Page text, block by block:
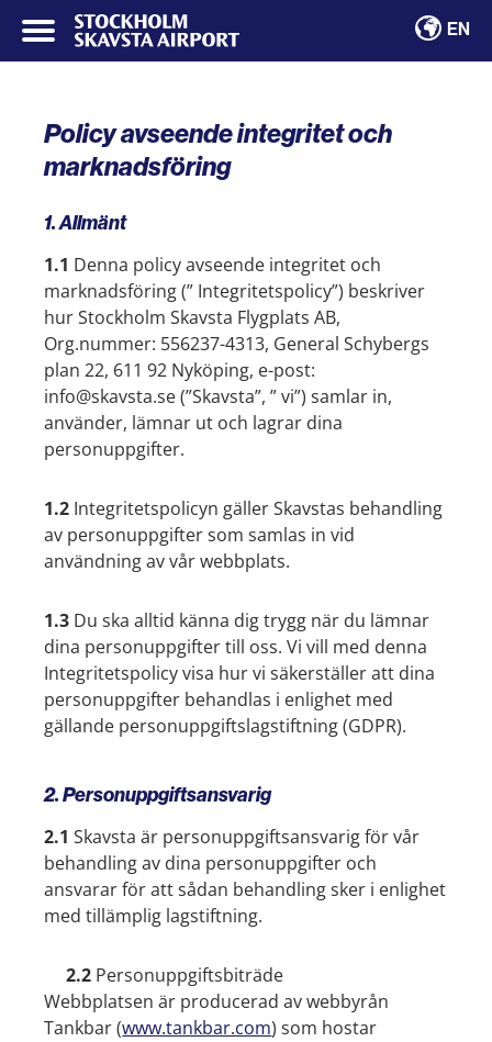
EN
Policy avseende integritet och
marknadsföring
1. Allmänt
1.1 Denna policy avseende integritet och
marknadsföring (” Integritetspolicy”) beskriver
hur Stockholm Skavsta Flygplats AB,
Org.nummer: 556237-4313, General Schybergs
plan 22, 611 92 Nyköping, e-post:
info@skavsta.se (”Skavsta”, ” vi”) samlar in,
använder, lämnar ut och lagrar dina
personuppgifter.
1.2 Integritetspolicyn gäller Skavstas behandling
av personuppgifter som samlas in vid
användning av vår webbplats.
1.3 Du ska alltid känna dig trygg när du lämnar
dina personuppgifter till oss. Vi vill med denna
Integritetspolicy visa hur vi säkerställer att dina
personuppgifter behandlas i enlighet med
gällande personuppgiftslagstiftning (GDPR).
2. Personuppgiftsansvarig
2.1 Skavsta är personuppgiftsansvarig för vår
behandling av dina personuppgifter och
ansvarar för att sådan behandling sker i enlighet
med tillämplig lagstiftning.
2.2 Personuppgiftsbiträde
Webbplatsen är producerad av webbyrån
Tankbar (www.tankbar.com) som hostar